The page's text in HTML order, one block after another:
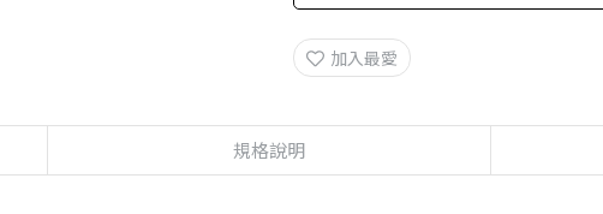
加入最愛
規格說明